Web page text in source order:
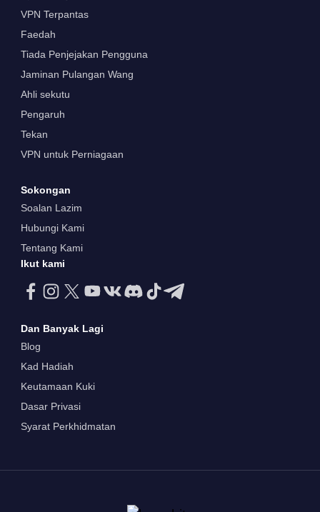
VPN Terpantas
Faedah
Tiada Penjejakan Pengguna
Jaminan Pulangan Wang
Ahli sekutu
Pengaruh
Tekan
VPN untuk Perniagaan
Sokongan
Soalan Lazim
Hubungi Kami
Tentang Kami
Ikut kami
Dan Banyak Lagi
Blog
Kad Hadiah
Keutamaan Kuki
Dasar Privasi
Syarat Perkhidmatan